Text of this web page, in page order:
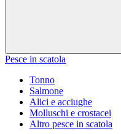
Pesce in scatola
Tonno
Salmone
Alici e acciughe
Molluschi e crostacei
Altro pesce in scatola